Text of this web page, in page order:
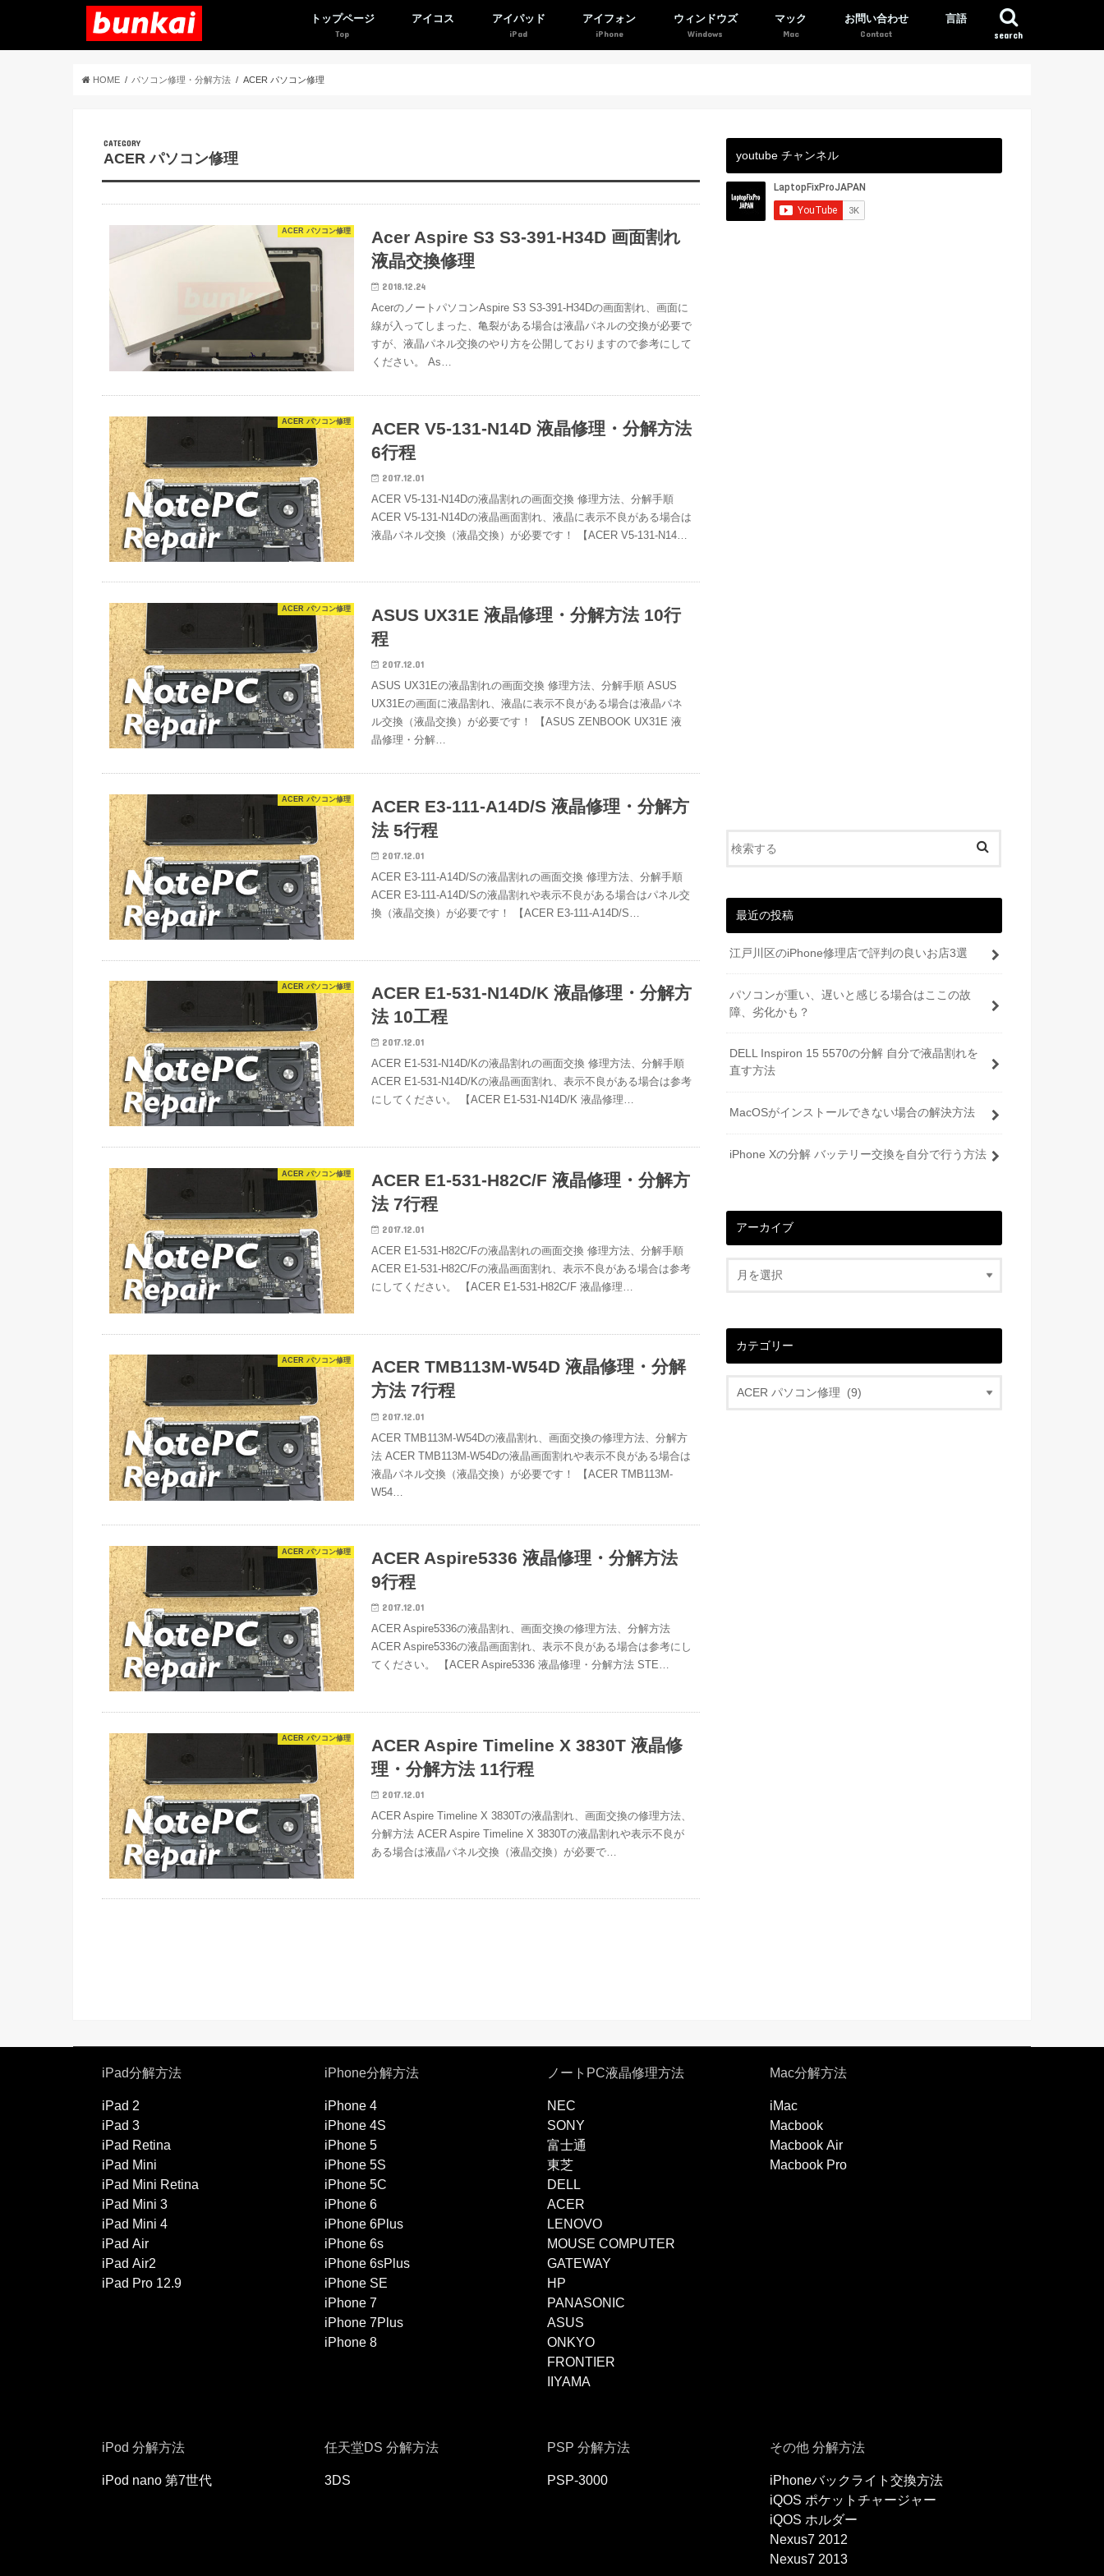
search
トップページ アイコス アイパッド アイフォン ウィンドウズ マック お問い合わせ 言語
HOME パソコン修理・分解方法 ACER パソコン修理
CATEGORY
ACER パソコン修理
ACER パソコン修理
Acer Aspire S3 S3-391-H34D 画面割れ
液晶交換修理
2018.12.24
AcerのノートパソコンAspire S3 S3-391-H34Dの画面割れ、画面に
線が入ってしまった、亀裂がある場合は液晶パネルの交換が必要で
すが、液晶パネル交換のやり方を公開しておりますので参考にして
ください。 As…
ACER パソコン修理
ACER V5-131-N14D 液晶修理・分解方法
6行程
2017.12.01
ACER V5-131-N14Dの液晶割れの画面交換 修理方法、分解手順
ACER V5-131-N14Dの液晶画面割れ、液晶に表示不良がある場合は
液晶パネル交換（液晶交換）が必要です！ 【ACER V5-131-N14…
ACER パソコン修理
ASUS UX31E 液晶修理・分解方法 10行
程
2017.12.01
ASUS UX31Eの液晶割れの画面交換 修理方法、分解手順 ASUS
UX31Eの画面に液晶割れ、液晶に表示不良がある場合は液晶パネ
ル交換（液晶交換）が必要です！ 【ASUS ZENBOOK UX31E 液
晶修理・分解…
ACER パソコン修理
ACER E3-111-A14D/S 液晶修理・分解方
法 5行程
2017.12.01
ACER E3-111-A14D/Sの液晶割れの画面交換 修理方法、分解手順
ACER E3-111-A14D/Sの液晶割れや表示不良がある場合はパネル交
換（液晶交換）が必要です！ 【ACER E3-111-A14D/S…
ACER パソコン修理
ACER E1-531-N14D/K 液晶修理・分解方
法 10工程
2017.12.01
ACER E1-531-N14D/Kの液晶割れの画面交換 修理方法、分解手順
ACER E1-531-N14D/Kの液晶画面割れ、表示不良がある場合は参考
にしてください。 【ACER E1-531-N14D/K 液晶修理…
ACER パソコン修理
ACER E1-531-H82C/F 液晶修理・分解方
法 7行程
2017.12.01
ACER E1-531-H82C/Fの液晶割れの画面交換 修理方法、分解手順
ACER E1-531-H82C/Fの液晶画面割れ、表示不良がある場合は参考
にしてください。 【ACER E1-531-H82C/F 液晶修理…
ACER パソコン修理
ACER TMB113M-W54D 液晶修理・分解
方法 7行程
2017.12.01
ACER TMB113M-W54Dの液晶割れ、画面交換の修理方法、分解方
法 ACER TMB113M-W54Dの液晶画面割れや表示不良がある場合は
液晶パネル交換（液晶交換）が必要です！ 【ACER TMB113M-
W54…
ACER パソコン修理
ACER Aspire5336 液晶修理・分解方法
9行程
2017.12.01
ACER Aspire5336の液晶割れ、画面交換の修理方法、分解方法
ACER Aspire5336の液晶画面割れ、表示不良がある場合は参考にし
てください。 【ACER Aspire5336 液晶修理・分解方法 STE…
ACER パソコン修理
ACER Aspire Timeline X 3830T 液晶修
理・分解方法 11行程
2017.12.01
ACER Aspire Timeline X 3830Tの液晶割れ、画面交換の修理方法、
分解方法 ACER Aspire Timeline X 3830Tの液晶割れや表示不良が
ある場合は液晶パネル交換（液晶交換）が必要で…
youtube チャンネル
最近の投稿
江戸川区のiPhone修理店で評判の良いお店3選
パソコンが重い、遅いと感じる場合はここの故
障、劣化かも？
DELL Inspiron 15 5570の分解 自分で液晶割れを
直す方法
MacOSがインストールできない場合の解決方法
iPhone Xの分解 バッテリー交換を自分で行う方法
アーカイブ
カテゴリー
iPad分解方法
iPad 2
iPad 3
iPad Retina
iPad Mini
iPad Mini Retina
iPad Mini 3
iPad Mini 4
iPad Air
iPad Air2
iPad Pro 12.9
iPhone分解方法
iPhone 4
iPhone 4S
iPhone 5
iPhone 5S
iPhone 5C
iPhone 6
iPhone 6Plus
iPhone 6s
iPhone 6sPlus
iPhone SE
iPhone 7
iPhone 7Plus
iPhone 8
ノートPC液晶修理方法
NEC
SONY
富士通
東芝
DELL
ACER
LENOVO
MOUSE COMPUTER
GATEWAY
HP
PANASONIC
ASUS
ONKYO
FRONTIER
IIYAMA
Mac分解方法
iMac
Macbook
Macbook Air
Macbook Pro
iPod 分解方法
iPod nano 第7世代
任天堂DS 分解方法
3DS
PSP 分解方法
PSP-3000
その他 分解方法
iPhoneバックライト交換方法
iQOS ポケットチャージャー
iQOS ホルダー
Nexus7 2012
Nexus7 2013